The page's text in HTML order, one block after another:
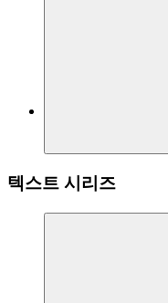
텍스트 시리즈